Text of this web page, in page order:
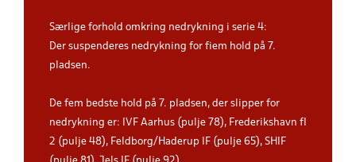
Særlige forhold omkring nedrykning i serie 4:
Der suspenderes nedrykning for fiem hold på 7.
pladsen.
De fem bedste hold på 7. pladsen, der slipper for
nedrykning er: IVF Aarhus (pulje 78), Frederikshavn fI
2 (pulje 48), Feldborg/Haderup IF (pulje 65), SHIF